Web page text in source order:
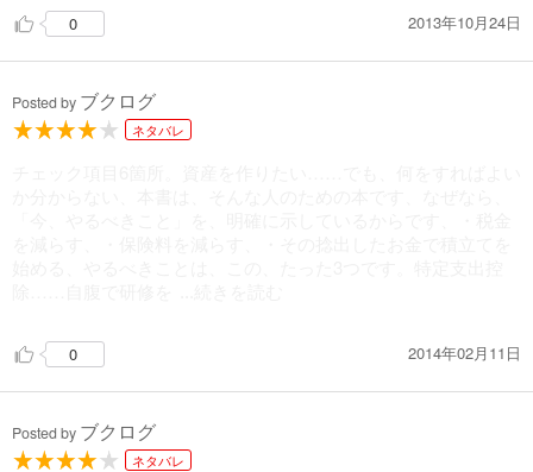
0 2013年10月24日
Posted by ブクログ
ネタバレ
0 2014年02月11日
Posted by ブクログ
ネタバレ